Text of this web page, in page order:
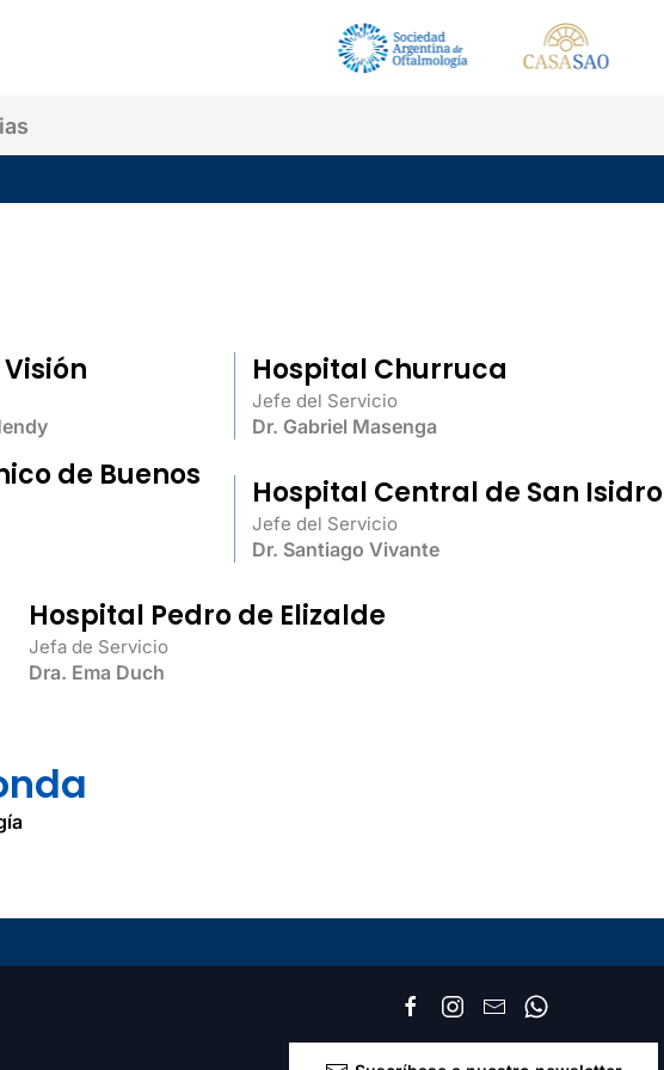
Hospital Churruca
Jefe del Servicio
Dr. Gabriel Masenga
de Buenos
Hospital Central de San Isidro
Jefe del Servicio
Dr. Santiago Vivante
Hospital Pedro de Elizalde
Jefa de Servicio
Dra. Ema Duch